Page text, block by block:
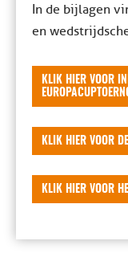
In de bijlagen
en
KLIK HIER VOOR
KLIK HIER VOOR
KLIK HIER VOOR